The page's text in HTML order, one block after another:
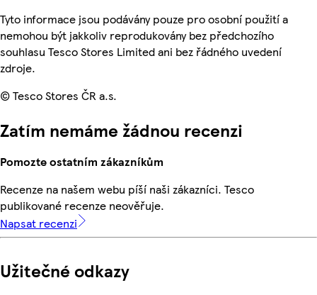
Tyto informace jsou podávány pouze pro osobní použití a
nemohou být jakkoliv reprodukovány bez předchozího
souhlasu Tesco Stores Limited ani bez řádného uvedení
zdroje.
© Tesco Stores ČR a.s.
Zatím nemáme žádnou recenzi
Pomozte ostatním zákazníkům
Recenze na našem webu píší naši zákazníci. Tesco
publikované recenze neověřuje.
Napsat recenzi
Užitečné odkazy